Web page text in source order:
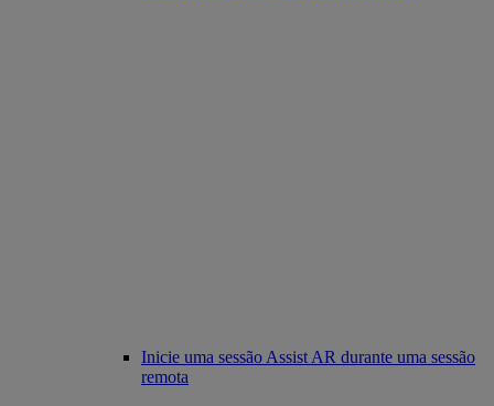
Inicie uma sessão Assist AR durante uma sessão
remota